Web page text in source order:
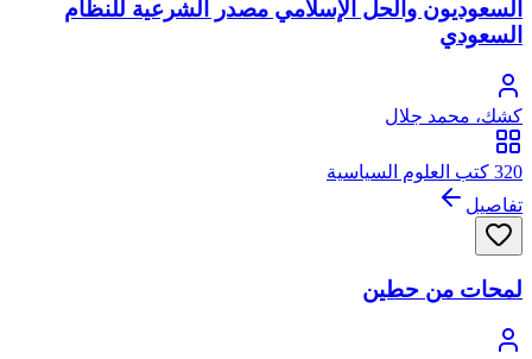
السعوديون والحل الإسلامي مصدر الشرعية للنظام
السعودي
كشك، محمد جلال
320 كتب العلوم السياسية
تفاصيل
لمحات من حطين